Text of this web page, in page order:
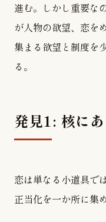
進む。しかし重要な
が人物の欲望、恋を
集まる欲望と制度を
る。
発見1: 核に
恋は単なる小道具で
正当化を一か所に集